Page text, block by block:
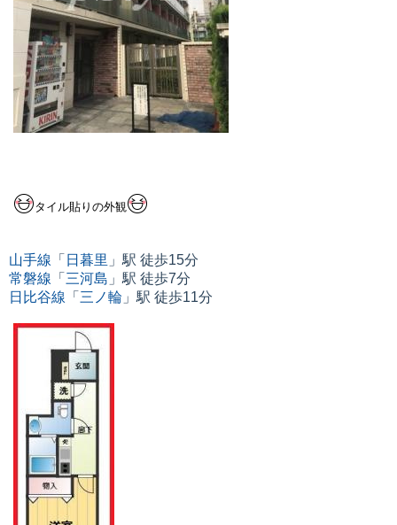
タイル貼りの外観
山手線 「 日暮里 」駅 徒歩15分
常磐線 「 三河島 」駅 徒歩7分
日比谷線 「 三ノ輪 」駅 徒歩11分